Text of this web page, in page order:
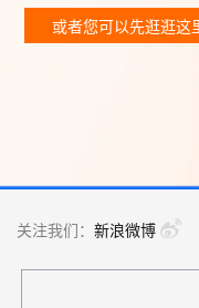
或者您可以先逛逛这